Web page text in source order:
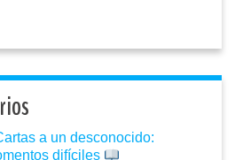
a un desconocido:
difíciles